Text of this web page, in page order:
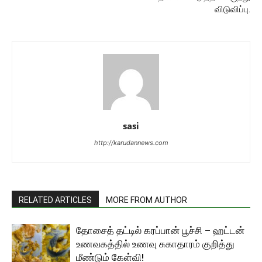
விடுவிப்பு.
sasi
http://karudannews.com
RELATED ARTICLES MORE FROM AUTHOR
தோசைத் தட்டில் கரப்பான் பூச்சி – ஹட்டன்
உணவகத்தில் உணவு சுகாதாரம் குறித்து
மீண்டும் கேள்வி!